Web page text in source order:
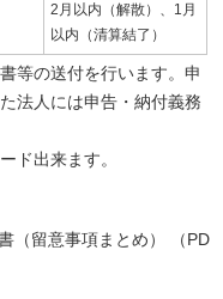
2月以内（解散）、1月
以内（清算結了）
等の送付を行います。申
法人には申告・納付義務
ド出来ます。
（留意事項まとめ） （PD